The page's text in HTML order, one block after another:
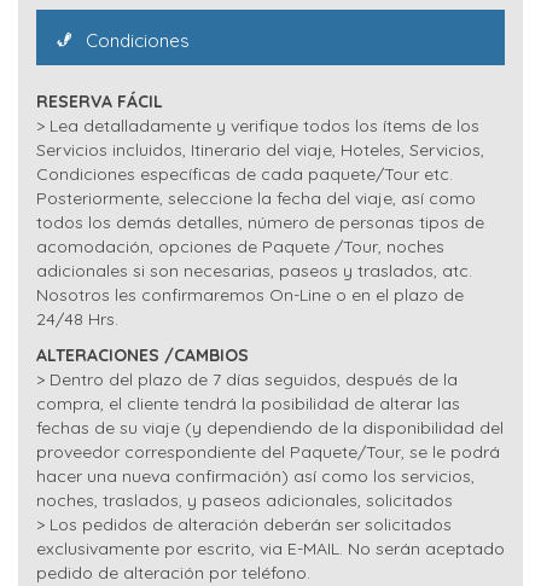
Condiciones
RESERVA FÁCIL
> Lea detalladamente y verifique todos los ítems de los
Servicios incluidos, Itinerario del viaje, Hoteles, Servicios,
Condiciones específicas de cada paquete/Tour etc.
Posteriormente, seleccione la fecha del viaje, así como
todos los demás detalles, número de personas tipos de
acomodación, opciones de Paquete /Tour, noches
adicionales si son necesarias, paseos y traslados, atc.
Nosotros les confirmaremos On-Line o en el plazo de
24/48 Hrs.
ALTERACIONES /CAMBIOS
> Dentro del plazo de 7 días seguidos, después de la
compra, el cliente tendrá la posibilidad de alterar las
fechas de su viaje (y dependiendo de la disponibilidad del
proveedor correspondiente del Paquete/Tour, se le podrá
hacer una nueva confirmación) así como los servicios,
noches, traslados, y paseos adicionales, solicitados
> Los pedidos de alteración deberán ser solicitados
exclusivamente por escrito, via E-MAIL. No serán aceptado
pedido de alteración por teléfono.